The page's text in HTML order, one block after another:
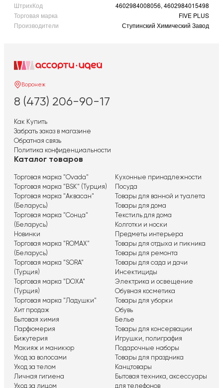
ШтрихКод
4602984008056, 4602984015498
Торговая марка
FIVE PLUS
Производители
Ступинский Химический Завод
Воронеж
8 (473) 206-90-17
Как Купить
Забрать заказ в магазине
Обратная связь
Политика конфиденциальности
Каталог товаров
Торговая марка "Ovada"
Торговая марка "BSK" (Турция)
Торговая марка "Аквасан"
(Беларусь)
Торговая марка "Сонца"
(Беларусь)
Новинки
Торговая марка "ROMAX"
(Беларусь)
Торговая марка "SORA"
(Турция)
Торговая марка "DOXA"
(Турция)
Торговая марка "Ладушки"
Хит продаж
Бытовая химия
Парфюмерия
Бижутерия
Макияж и маникюр
Уход за волосами
Уход за телом
Личная гигиена
Уход за лицом
Кухонные принадлежности
Посуда
Товары для ванной и туалета
Товары для дома
Текстиль для дома
Колготки и носки
Предметы интерьера
Товары для отдыха и пикника
Товары для ремонта
Товары для сада и дачи
Инсектициды
Электрика и освещение
Обувная косметика
Товары для уборки
Обувь
Белье
Товары для консервации
Игрушки, полиграфия
Подарочные наборы
Товары для праздника
Канцтовары
Бытовая техника, аксессуары
для телефонов